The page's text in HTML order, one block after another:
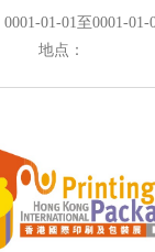
01-01至0001-01-
地点：